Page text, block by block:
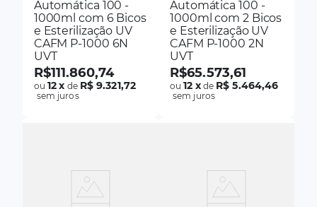
Automática 100 -
1000ml com 6 Bicos
e Esterilização UV
CAFM P-1000 6N
UVT
R$111.860,74
ou12x de R$ 9.321,72
sem juros
Automática 100 -
1000ml com 2 Bicos
e Esterilização UV
CAFM P-1000 2N
UVT
R$65.573,61
ou12 xde R$ 5.464,46
sem juros